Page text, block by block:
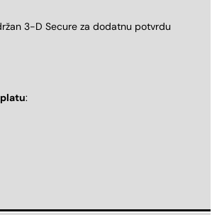
3-D Secure za dodatnu potvrdu
: